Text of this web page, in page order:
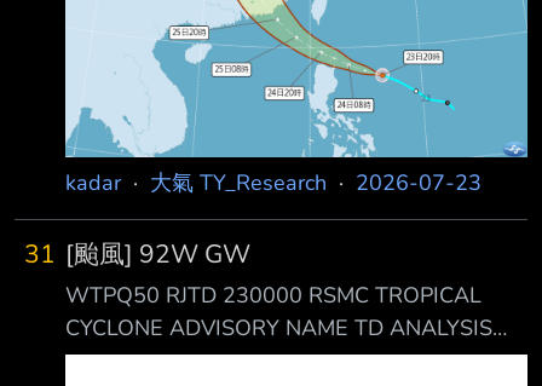
50 公里、東南側 60 公里)，十級風平均暴風半
徑 - 公里。 https://i.imgur.com
kadar· 大氣 TY_Research · 2026-07-23
31 [颱風] 92W GW
WTPQ50 RJTD 230000 RSMC TROPICAL
CYCLONE ADVISORY NAME TD ANALYSIS
PSTN 230000UTC 15.9N 129.6E POOR